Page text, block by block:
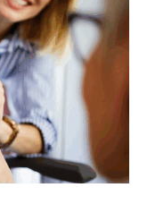
pro zdravý životní
onemocněních,
a rady pro